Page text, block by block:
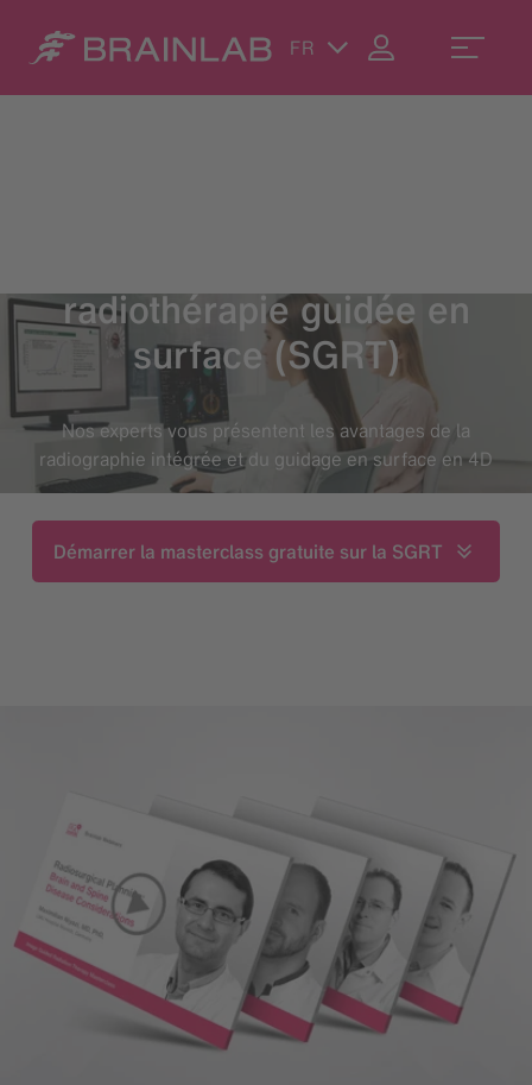
FR
radiothérapie guidée en
surface (SGRT)
Nos experts vous présentent les avantages de la
radiographie intégrée et du guidage en surface en 4D
Démarrer la masterclass gratuite sur la SGRT